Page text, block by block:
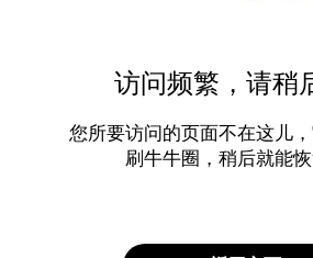
访问频繁，请稍
您所要访问的页面不在这儿
刷牛牛圈，稍后就能